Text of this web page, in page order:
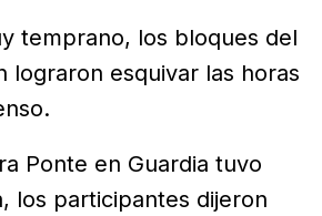
temprano, los bloques del
lograron esquivar las horas
Ponte en Guardia tuvo
los participantes dijeron